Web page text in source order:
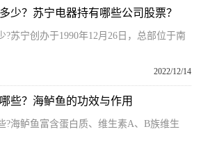
少？苏宁电器持有哪些公司股票？
?苏宁创办于1990年12月26日，总部位于南
2022/12/14
些？海鲈鱼的功效与作用
?海鲈鱼富含蛋白质、维生素A、B族维生